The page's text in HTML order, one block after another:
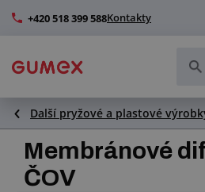
+420 518 399 588Kontakty
Hadice a jejich kompletace
Profily a výroba těsnění
Další pryžové a plastové
Membránové
ČOV